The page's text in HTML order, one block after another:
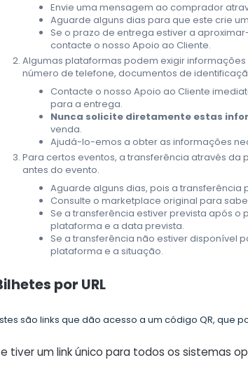
Envie uma mensagem ao comprador
Aguarde alguns dias para que este crie
Se o prazo de entrega estiver a
contacte o nosso Apoio ao Cliente.
Algumas plataformas podem exigir
número de telefone, documentos de
Contacte o nosso Apoio ao Cliente
para a entrega.
Nunca solicite diretamente estas
venda.
Ajudá-lo-emos a obter as informações
Para certos eventos, a transferência através
antes do evento.
Aguarde alguns dias, pois a
Consulte o marketplace original para
Se a transferência estiver prevista após
plataforma e a data prevista.
Se a transferência não estiver disponível
plataforma e a situação.
por URL
são links que dão acesso a um código QR, que
tiver um link único para todos os sistemas